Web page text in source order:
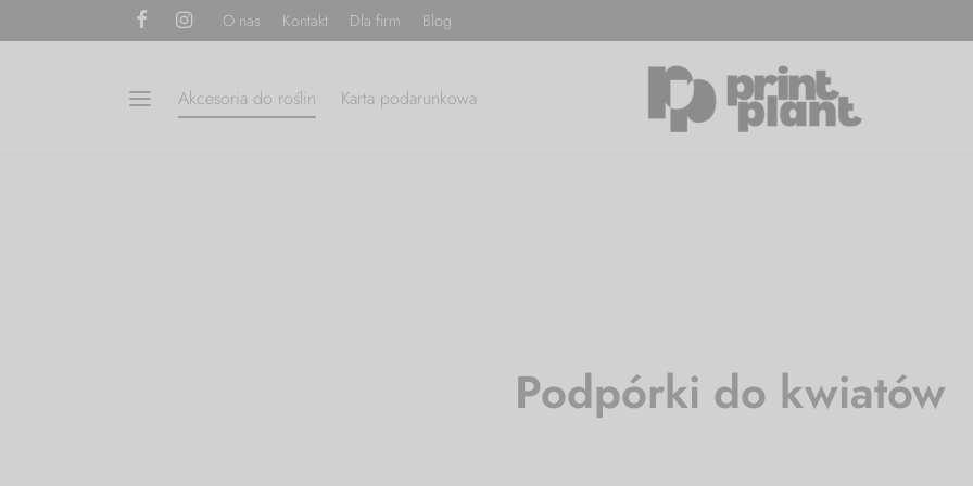
O nas Kontakt Dla firm Blog
Akcesoria do roślin Karta podarunkowa
Podpórki do kwiatów